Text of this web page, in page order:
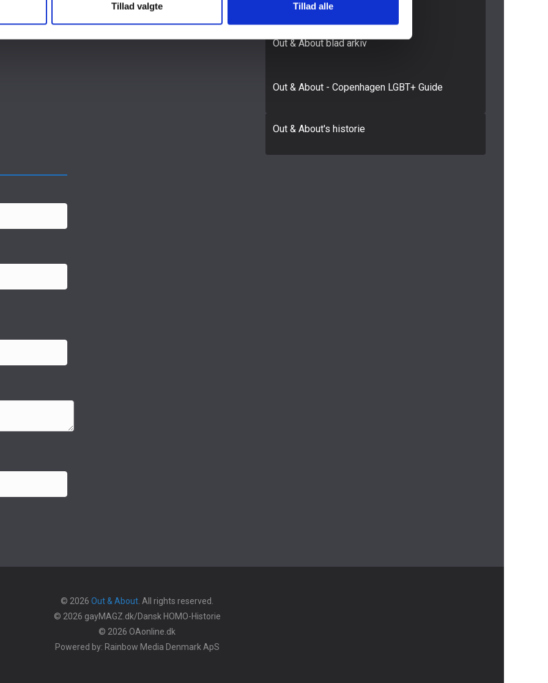
Tillad valgte Tillad alle
Out & About blad arkiv
Out & About - Copenhagen LGBT+ Guide
Out & About's historie
© 2026 Out & About . All rights reserved.
© 2026 gayMAGZ.dk/Dansk HOMO-Historie
© 2026 OAonline.dk
Powered by: Rainbow Media Denmark ApS